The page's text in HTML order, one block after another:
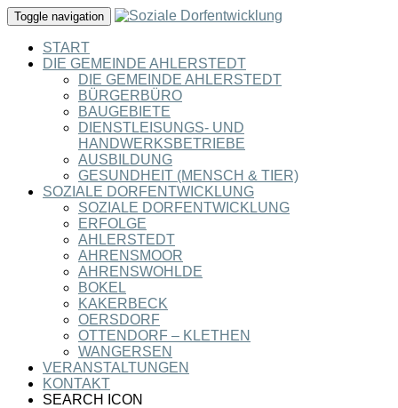
Toggle navigation
START
DIE GEMEINDE AHLERSTEDT
DIE GEMEINDE AHLERSTEDT
BÜRGERBÜRO
BAUGEBIETE
DIENSTLEISUNGS- UND
HANDWERKSBETRIEBE
AUSBILDUNG
GESUNDHEIT (MENSCH & TIER)
SOZIALE DORFENTWICKLUNG
SOZIALE DORFENTWICKLUNG
ERFOLGE
AHLERSTEDT
AHRENSMOOR
AHRENSWOHLDE
BOKEL
KAKERBECK
OERSDORF
OTTENDORF – KLETHEN
WANGERSEN
VERANSTALTUNGEN
KONTAKT
SEARCH ICON